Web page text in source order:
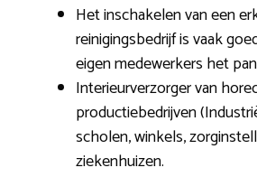
Het inschakelen van een
reinigingsbedrijf is vaak
eigen medewerkers het
Interieurverzorger van
productiebedrijven
scholen, winkels,
ziekenhuizen.